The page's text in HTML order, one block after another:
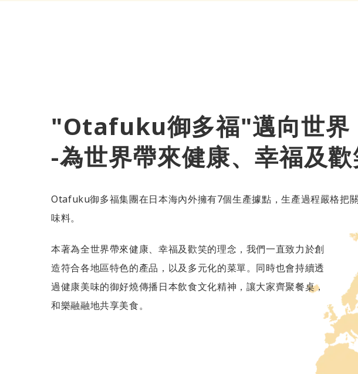
"Otafuku御多福"邁向世界
-為世界帶來健康、幸福及
Otafuku御多福集團在日本海內外擁有7個生產據點，生產過程嚴格把
味料。
本著為全世界帶來健康、幸福及歡笑的理念，我們一直致力於創
造符合各地區特色的產品，以及多元化的菜單。同時也會持續透
過健康美味的御好燒傳播日本飲食文化精神，讓大家齊聚餐桌，
和樂融融地共享美食。